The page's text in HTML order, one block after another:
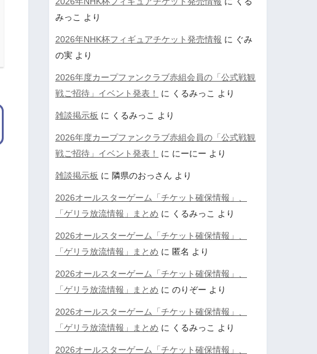
みっこ より
2026年NHK杯フィギュアチケット発売情報 に ぐみ
の実 より
2026年度カープファンクラブ赤組会員の「公式戦観
戦ご招待」イベント発表！
に くるみっこ より
雑談掲示板 に くるみっこ より
2026年度カープファンクラブ赤組会員の「公式戦観
戦ご招待」イベント発表！
に にーにー より
雑談掲示板 に 隣県のおっさん より
2026オールスターゲーム「チケット確保情報」、
「ゲリラ放流情報」まとめ に くるみっこ より
2026オールスターゲーム「チケット確保情報」、
「ゲリラ放流情報」まとめ に 匿名 より
2026オールスターゲーム「チケット確保情報」、
「ゲリラ放流情報」まとめ に のりぞー より
2026オールスターゲーム「チケット確保情報」、
「ゲリラ放流情報」まとめ に くるみっこ より
2026オールスターゲーム「チケット確保情報」、